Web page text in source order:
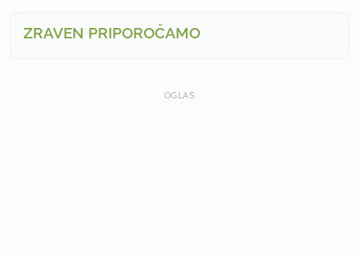
ZRAVEN PRIPOROČAMO
OGLAS